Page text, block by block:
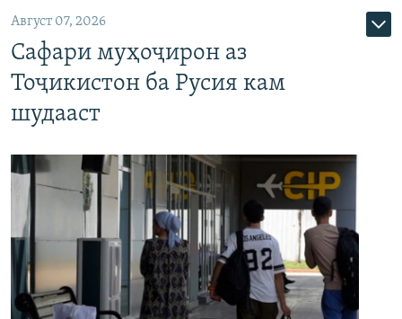
Август 07, 2026
Сафари муҳоҷирон аз
Тоҷикистон ба Русия кам
шудааст